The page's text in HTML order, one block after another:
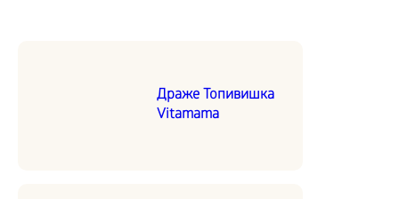
Драже Топивишка
Vitamama